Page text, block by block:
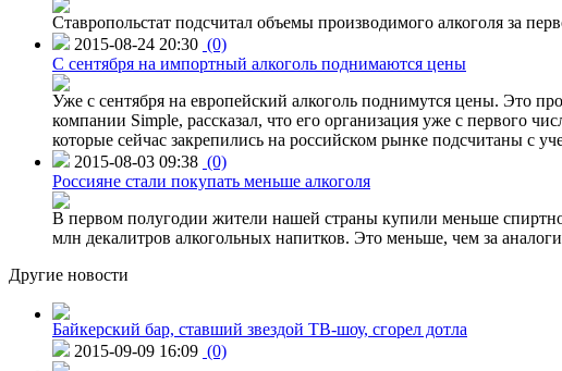
Ставропольстат подсчитал объемы производимого алкоголя за
2015-08-24 20:30 (0)
C сентября на импортный алкоголь поднимаются цены
Уже с сентября на европейский алкоголь поднимутся цены. Это
компании Simple, рассказал, что его организация уже с первого
которые сейчас закрепились на российском рынке подсчитаны с
2015-08-03 09:38 (0)
Россияне стали покупать меньше алкоголя
В первом полугодии жители нашей страны купили меньше
млн декалитров алкогольных напитков. Это меньше, чем за
Другие новости
Байкерский бар, ставший звездой ТВ-шоу, сгорел дотла
2015-09-09 16:09 (0)